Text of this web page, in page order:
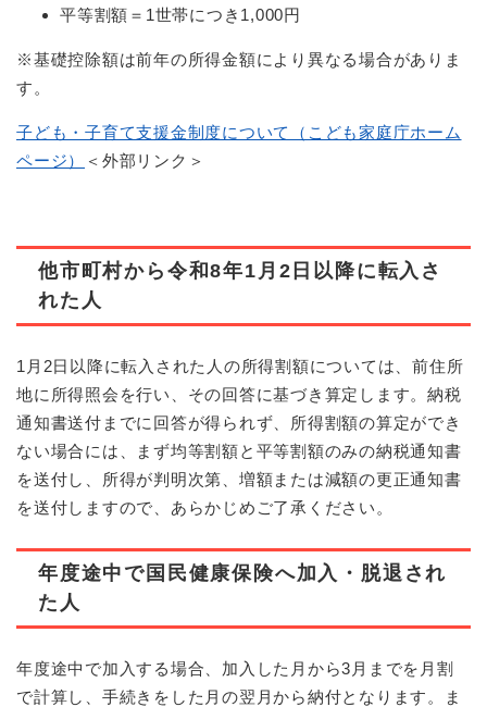
平等割額＝1世帯につき1,000円
※基礎控除額は前年の所得金額により異なる場合がありま
す。
子ども・子育て支援金制度について（こども家庭庁ホーム
ページ）
＜外部リンク＞
他市町村から令和8年1月2日以降に転入さ
れた人
1月2日以降に転入された人の所得割額については、前住所
地に所得照会を行い、その回答に基づき算定します。納税
通知書送付までに回答が得られず、所得割額の算定ができ
ない場合には、まず均等割額と平等割額のみの納税通知書
を送付し、所得が判明次第、増額または減額の更正通知書
を送付しますので、あらかじめご了承ください。
年度途中で国民健康保険へ加入・脱退され
た人
年度途中で加入する場合、加入した月から3月までを月割
で計算し、手続きをした月の翌月から納付となります。ま